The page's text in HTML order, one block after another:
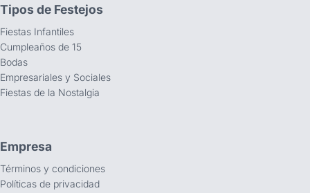
Tipos de Festejos
Fiestas Infantiles
Cumpleaños de 15
Bodas
Empresariales y Sociales
Fiestas de la Nostalgia
Empresa
Términos y condiciones
Políticas de privacidad